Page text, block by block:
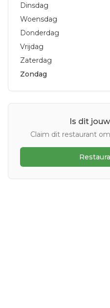
Dinsdag
Woensdag
Donderdag
Vrijdag
Zaterdag
Zondag
Is dit
Claim dit restaurant